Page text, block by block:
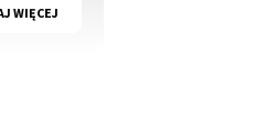
WIĘCEJ